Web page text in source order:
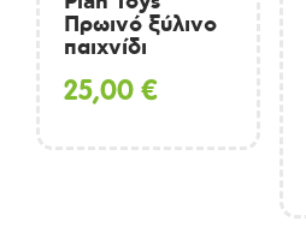
Πρωινό ξύλινο
παιχνίδι
25,00€